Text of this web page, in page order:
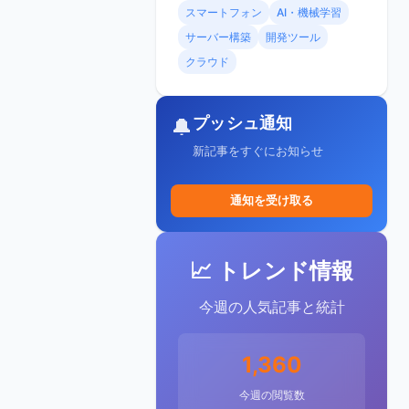
スマートフォン
AI・機械学習
サーバー構築
開発ツール
クラウド
🔔プッシュ通知
新記事をすぐにお知らせ
通知を受け取る
📈 トレンド情報
今週の人気記事と統計
1,360
今週の閲覧数